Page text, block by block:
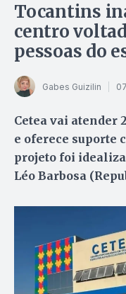
Tocantins
centro
pessoas do
Gabes Guizilin
Cetea vai atender
e oferece suporte
projeto foi
Léo Barbosa